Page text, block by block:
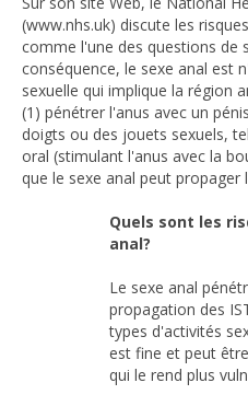
(www.nhs.uk) discute les
comme l'une des questions de
conséquence, le sexe anal est
sexuelle qui implique la région
(1) pénétrer l'anus avec un
doigts ou des jouets sexuels,
oral (stimulant l'anus avec la
que le sexe anal peut propager
Quels sont les
anal?
Le sexe anal
propagation des
types d'activités
est fine et peut
qui le rend plus